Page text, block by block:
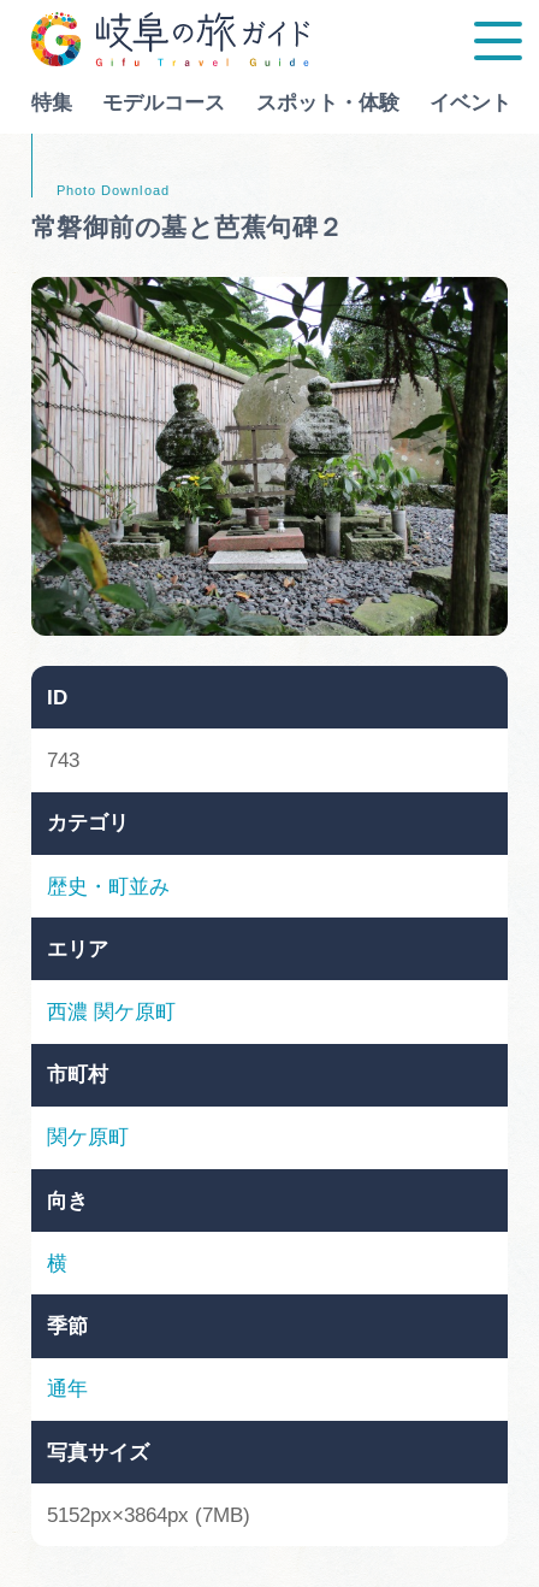
特集 モデルコース スポット・体験 イベント
特集
モデルコース
スポット・体験
イベント
グルメ
旅の予約
早わかり岐阜
買い物・お土産
体験予約サイト「ＶＩＳＩＴ岐阜県」
岐阜県アウトドア観光キャンペーン
岐阜県まるごと観光エリアガイド
岐阜県観光データベース
動画ライブラリー
お問い合わせ
Language
行きたいリストを見る
常磐御前の墓と芭蕉句碑２
ID
743
カテゴリ
歴史・町並み
エリア
西濃 関ケ原町
市町村
関ケ原町
向き
横
季節
通年
写真サイズ
5152px×3864px (7MB)